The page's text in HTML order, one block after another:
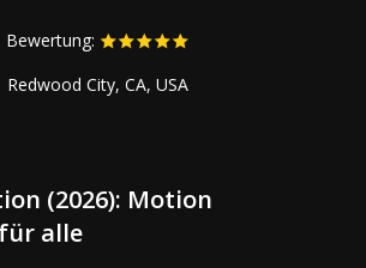
Bewertung:
Redwood City, CA, USA
(2026): Motion
alle